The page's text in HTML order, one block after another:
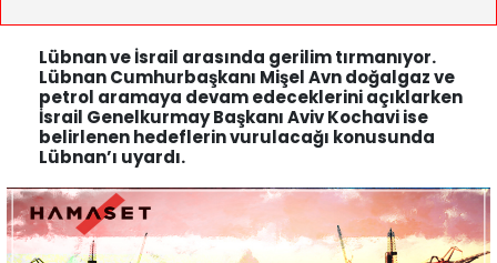
Lübnan ve İsrail arasında gerilim tırmanıyor.
Lübnan Cumhurbaşkanı Mişel Avn doğalgaz ve
petrol aramaya devam edeceklerini açıklarken
İsrail Genelkurmay Başkanı Aviv Kochavi ise
belirlenen hedeflerin vurulacağı konusunda
Lübnan’ı uyardı.